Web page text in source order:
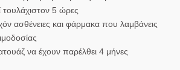
τουλάχιστον 5 ώρες
ασθένειες και φάρμακα που λαμβάνεις
να έχουν παρέλθει 4 μήνες